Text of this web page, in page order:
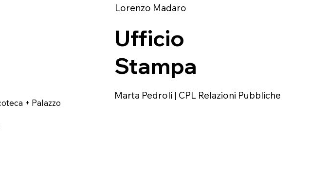
+ Palazzo
Lorenzo Madaro
Ufficio
Stampa
Marta Pedroli | CPL Relazioni Pubbliche